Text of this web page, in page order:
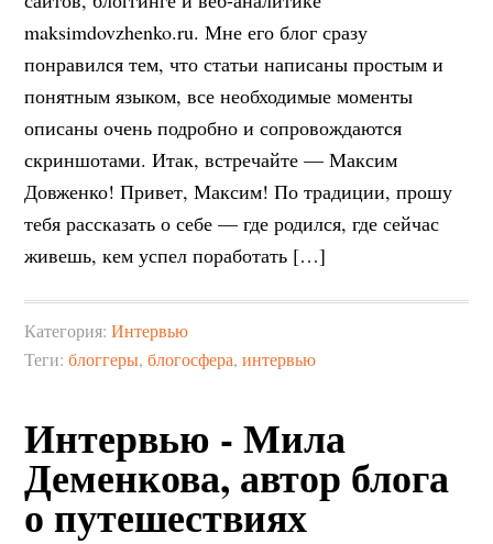
maksimdovzhenko.ru. Мне его блог сразу
понравился тем, что статьи написаны простым и
понятным языком, все необходимые моменты
описаны очень подробно и сопровождаются
скриншотами. Итак, встречайте — Максим
Довженко! Привет, Максим! По традиции, прошу
тебя рассказать о себе — где родился, где сейчас
живешь, кем успел поработать […]
Категория:Интервью
Теги:блоггеры,блогосфера,интервью
Интервью - Мила
Деменкова, автор блога
о путешествиях